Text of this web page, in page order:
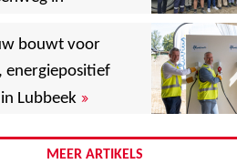
,
,
bouwt voor
energiepositief
Lubbeek »
MEER ARTIKELS